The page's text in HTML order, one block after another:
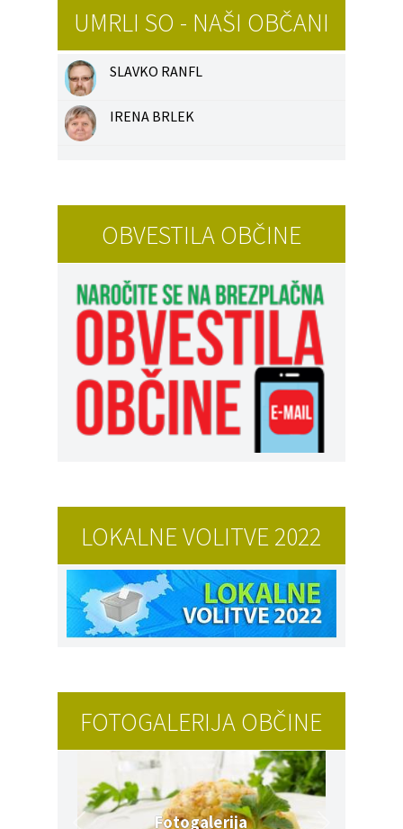
UMRLI SO - NAŠI OBČANI
SLAVKO RANFL
IRENA BRLEK
OBVESTILA OBČINE
LOKALNE VOLITVE 2022
FOTOGALERIJA OBČINE
Fotogalerija